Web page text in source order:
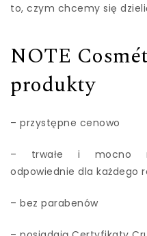
to, czym chcemy się
NOTE
produkty
– przystępne cenowo
– trwałe i mocno
odpowiednie dla każdego
– bez parabenów